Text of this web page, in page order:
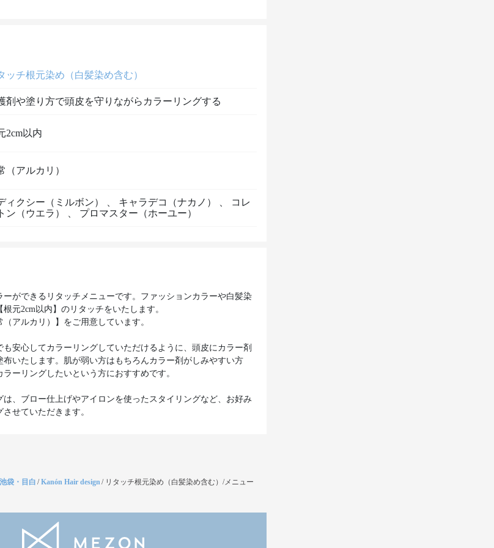
ッチ根元染め（白髪染め含む）
剤や塗り方で頭皮を守りながらカラーリングする
2cm以内
（アルカリ）
ィクシー（ミルボン） キャラデコ（ナカノ）
コレ
ン（ウエラ）
プロマスター（ホーユー）
ができるリタッチメニューです。ファッションカラーや白髪染
元2cm以内】のリタッチをいたします。
アルカリ）】をご用意しています。
も安心してカラーリングしていただけるように、頭皮にカラー剤
布いたします。肌が弱い方はもちろんカラー剤がしみやすい方
ーリングしたいという方におすすめです。
は、ブロー仕上げやアイロンを使ったスタイリングなど、お好み
せていただきます。
池袋・目白 /Kanón Hair design/ リタッチ根元染め（白髪染め含む）/メニュー